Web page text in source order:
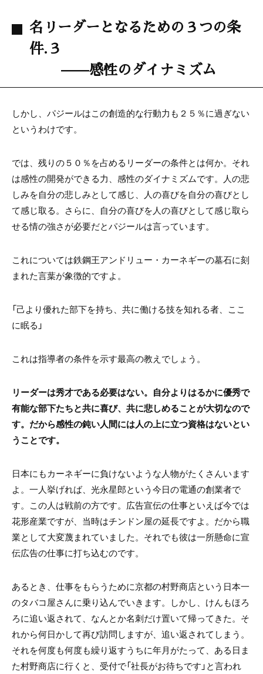
名リーダーとなるための３つの条
件.３
——感性のダイナミズム
しかし、パジールはこの創造的な行動力も２５％に過ぎない
というわけです。
では、残りの５０％を占めるリーダーの条件とは何か。それ
は感性の開発ができる力、感性のダイナミズムです。人の悲
しみを自分の悲しみとして感じ、人の喜びを自分の喜びとし
て感じ取る。さらに、自分の喜びを人の喜びとして感じ取ら
せる情の強さが必要だとパジールは言っています。
これについては鉄鋼王アンドリュー・カーネギーの墓石に刻
まれた言葉が象徴的ですよ。
「己より優れた部下を持ち、共に働ける技を知れる者、ここ
に眠る」
これは指導者の条件を示す最高の教えでしょう。
リーダーは秀才である必要はない。自分よりはるかに優秀で
有能な部下たちと共に喜び、共に悲しめることが大切なので
す。だから感性の鈍い人間には人の上に立つ資格はないとい
うことです。
日本にもカーネギーに負けないような人物がたくさんいます
よ。一人挙げれば、光永星郎という今日の電通の創業者で
す。この人は戦前の方です。広告宣伝の仕事といえば今では
花形産業ですが、当時はチンドン屋の延長ですよ。だから職
業として大変蔑まれていました。それでも彼は一所懸命に宣
伝広告の仕事に打ち込むのです。
あるとき、仕事をもらうために京都の村野商店という日本一
のタバコ屋さんに乗り込んでいきます。しかし、けんもほろ
ろに追い返されて、なんとか名刺だけ置いて帰ってきた。そ
れから何日かして再び訪問しますが、追い返されてしまう。
それを何度も何度も繰り返すうちに年月がたって、ある日ま
た村野商店に行くと、受付で「社長がお待ちです」と言われ